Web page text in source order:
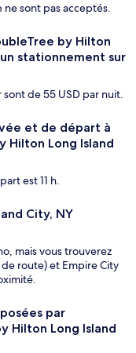
ne sont pas acceptés.
by Hilton
stationnement sur
de 55 USD par nuit.
et de départ à
Hilton Long Island
est 11 h.
City, NY
mais vous trouverez
route) et Empire City
par
Hilton Long Island